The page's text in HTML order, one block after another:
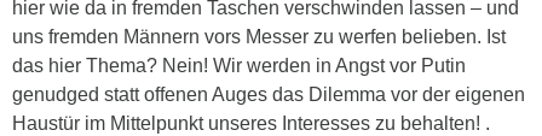
hier wie da in fremden Taschen verschwinden lassen – und
uns fremden Männern vors Messer zu werfen belieben. Ist
das hier Thema? Nein! Wir werden in Angst vor Putin
genudged statt offenen Auges das Dilemma vor der eigenen
Haustür im Mittelpunkt unseres Interesses zu behalten! .